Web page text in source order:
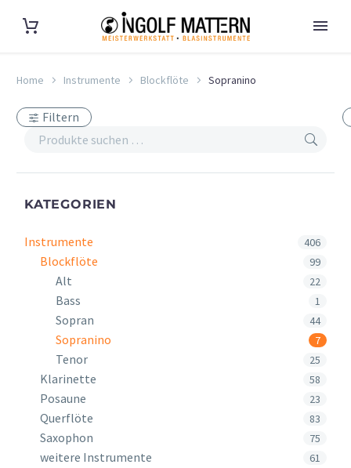
Home Instrumente Blockflöte Sopranino
Filtern
KATEGORIEN
Instrumente 406
Blockflöte 99
Alt 22
Bass 1
Sopran 44
Sopranino 7
Tenor 25
Klarinette 58
Posaune 23
Querflöte 83
Saxophon 75
weitere Instrumente 61